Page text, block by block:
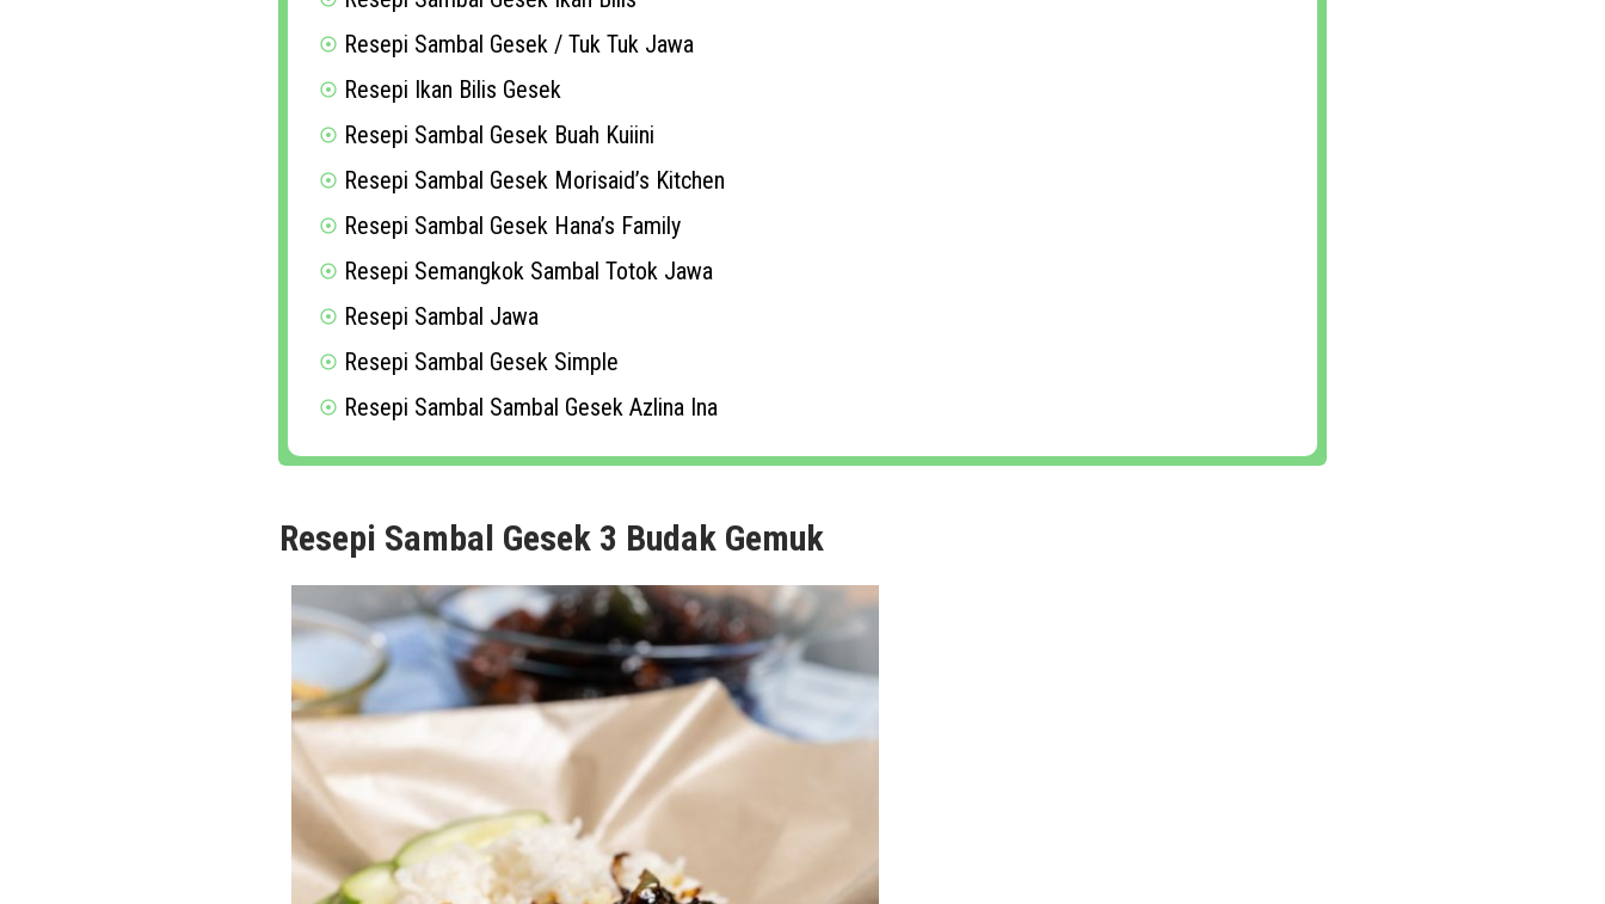
Resepi Sambal Gesek / Tuk Tuk Jawa
Resepi Ikan Bilis Gesek
Resepi Sambal Gesek Buah Kuiini
Resepi Sambal Gesek Morisaid’s Kitchen
Resepi Sambal Gesek Hana’s Family
Resepi Semangkok Sambal Totok Jawa
Resepi Sambal Jawa
Resepi Sambal Gesek Simple
Resepi Sambal Sambal Gesek Azlina Ina
Resepi Sambal Gesek 3 Budak Gemuk